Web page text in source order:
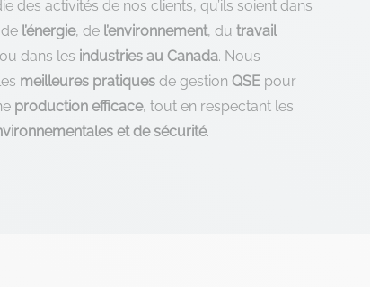
des activités de nos clients, qu’ils soient dans
l’énergie, de l’environnement, dutravail
dans les industries au Canada. Nous
meilleures pratiques de gestionQSE pour
production efficace, tout en respectant les
et de sécurité.